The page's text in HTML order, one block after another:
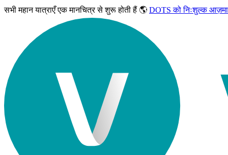
सभी महान यात्राएँएक मानचित्र से शुरू होती हैं 🌎 DOTS को निःशुल्क